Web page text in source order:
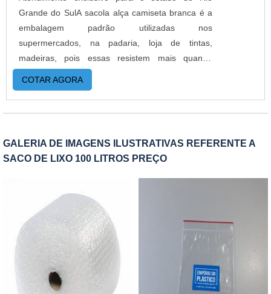
Grande do SulA sacola alça camiseta branca é a
embalagem padrão utilizadas nos
supermercados, na padaria, loja de tintas,
madeiras, pois essas resistem mais quando
colocado peso e volumes. É uma sacola também
muito utilizada em lojas de artigos para casa,
artigos com volumes maiores.O PRODUTO
densidade pigmentado na cor branca. É um
produto de extrema resistência, versatilidade e
usabilidade. Por suportar bastante peso sem
comprometer a qualidade e formato inicial a
sacola alça camiseta pode ser usada em diversos
segmentos desde supermercados, padarias,
mercearias, lojas de calçados e brinquedos.A
sacola é ideal para o lojista que trabalha com
vendas em atacado ou com produtos pesados,
que exigem uma embalagem resistente para
COTAR AGORA
GALERIA DE IMAGENS ILUSTRATIVAS REFERENTE A
SACO DE LIXO 100 LITROS PREÇO